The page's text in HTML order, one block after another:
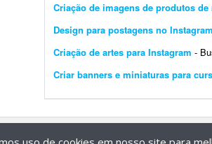
Criação de imagens de produtos
Design para postagens no Instagram
Criação de artes para Instagram -
Criar banners e miniaturas para